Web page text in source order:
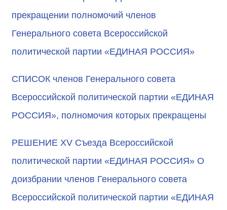
прекращении полномочий членов
Генерального совета Всероссийской
политической партии «ЕДИНАЯ РОССИЯ»
СПИСОК членов Генерального совета
Всероссийской политической партии «ЕДИНАЯ
РОССИЯ», полномочия которых прекращены
РЕШЕНИЕ XV Съезда Всероссийской
политической партии «ЕДИНАЯ РОССИЯ» О
доизбрании членов Генерального совета
Всероссийской политической партии «ЕДИНАЯ